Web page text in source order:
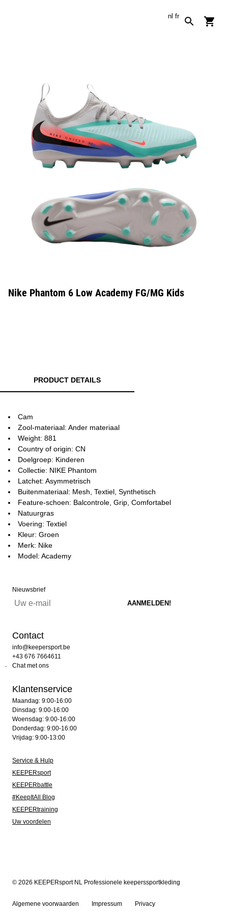
nl fr
Nike Phantom 6 Low Academy FG/MG Kids
PRODUCT DETAILS
Cam
Zool-materiaal: Ander materiaal
Weight: 881
Country of origin: CN
Doelgroep: Kinderen
Collectie: NIKE Phantom
Latchet: Asymmetrisch
Buitenmateriaal: Mesh, Textiel, Synthetisch
Feature-schoen: Balcontrole, Grip, Comfortabel
Natuurgras
Voering: Textiel
Kleur: Groen
Merk: Nike
Model: Academy
Nieuwsbrief
Contact
info@keepersport.be
+43 676 7664611
Chat met ons
Klantenservice
Maandag: 9:00-16:00
Dinsdag: 9:00-16:00
Woensdag: 9:00-16:00
Donderdag: 9:00-16:00
Vrijdag: 9:00-13:00
Service & Hulp
KEEPERsport
KEEPERbattle
#KeepItAll Blog
KEEPERtraining
Uw voordelen
© 2026 KEEPERsport NL Professionele keeperssportkleding
Algemene voorwaarden Impressum Privacy